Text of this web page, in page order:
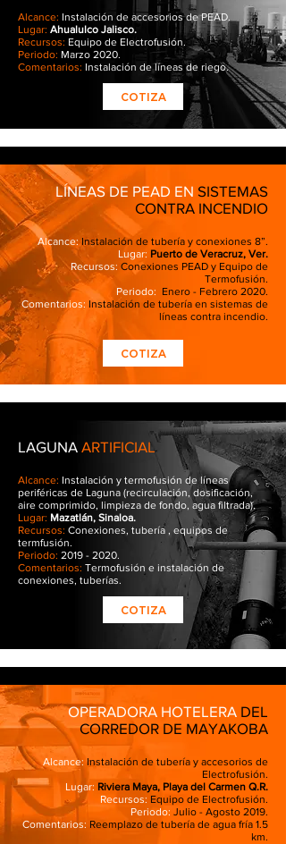
Alcance: Instalación de accesorios de PEAD.
Lugar: Ahualulco Jalisco.
Recursos: Equipo de Electrofusión.
Periodo: Marzo 2020.
Comentarios: Instalación de líneas de riego.
COTIZA
LÍNEAS DE PEAD EN SISTEMAS
CONTRA INCENDIO
Alcance:Instalación de tubería y conexiones 8”.
Lugar: Puerto de Veracruz, Ver.
Recursos: Conexiones PEAD y Equipo de
Termofusión.
Periodo: Enero - Febrero 2020.
Comentarios: Instalación de tubería en sistemas de
líneas contra incendio.
COTIZA
LAGUNA ARTIFICIAL
Alcance: Instalación y termofusión de líneas
periféricas de Laguna (recirculación, dosificación,
aire comprimido, limpieza de fondo, agua filtrada).
Lugar: Mazatlán, Sinaloa.
Recursos: Conexiones, tubería , equipos de
termfusión.
Periodo: 2019 - 2020.
Comentarios: Termofusión e instalación de
conexiones, tuberías.
COTIZA
OPERADORA HOTELERA DEL
CORREDOR DE MAYAKOBA
Alcance: Instalación de tubería y accesorios de
Electrofusión.
Lugar: Riviera Maya, Playa del Carmen Q.R.
Recursos: Equipo de Electrofusión.
Periodo: Julio - Agosto 2019.
Comentarios: Reemplazo de tubería de agua fría 1.5
km.